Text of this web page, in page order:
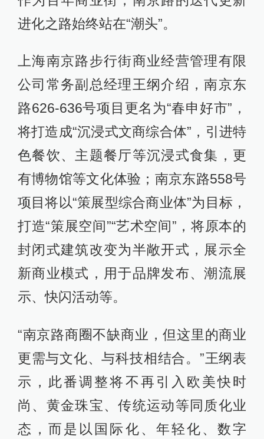
进化之路始终站在“潮头”。
上海南京路步行街商业经营管理有限
公司常务副总经理王纲介绍，南京东
路626-636号项目更名为“春申好市”，
将打造成“沉浸式文商综合体”，引进特
色餐饮、主题餐厅等沉浸式食集，更
有博物馆等文化体验；南京东路558号
项目将以“策展型综合商业体”为目标，
打造“策展空间”“艺术空间”，将原本的
封闭式建筑改变为半敞开式，展示全
新商业模式，用于品牌发布、潮流展
示、快闪活动等。
“南京路商圈不缺商业，但这里的商业
更需与文化、与科技相结合。”王纲表
示，此番调整将不再引入欧美快时
尚、黄金珠宝、传统运动等同质化业
态，而是以国际化、年轻化、数字